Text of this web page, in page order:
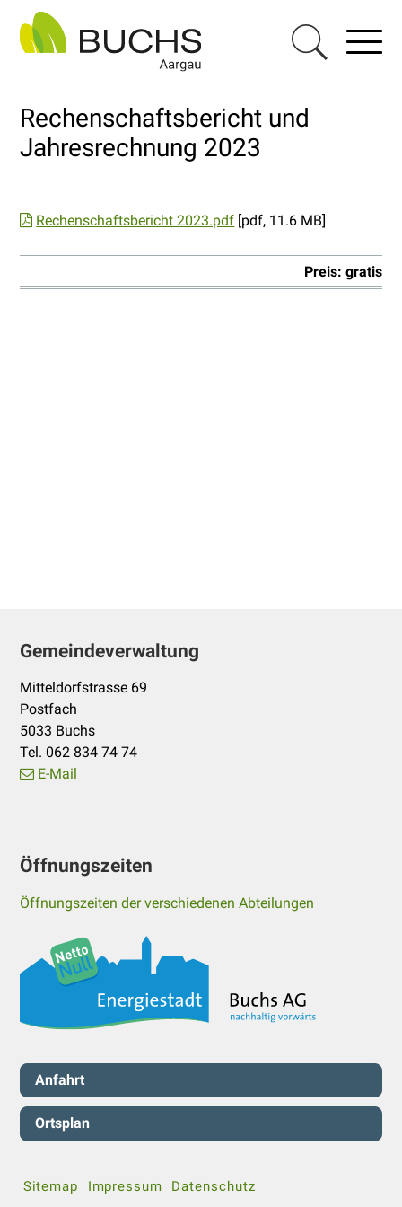
Navigieren in Buchs AG
Schnellnavigation
Menu
Rechenschaftsbericht und
Jahresrechnung 2023
Rechenschaftsbericht 2023.pdf [pdf, 11.6 MB]
Preis: gratis
Footer
Gemeindeverwaltung
Mitteldorfstrasse 69
Postfach
5033 Buchs
Tel. 062 834 74 74
E-Mail
Öffnungszeiten
Öffnungszeiten der verschiedenen Abteilungen
Servicenavigation
Anfahrt
Ortsplan
Sitemap Impressum Datenschutz